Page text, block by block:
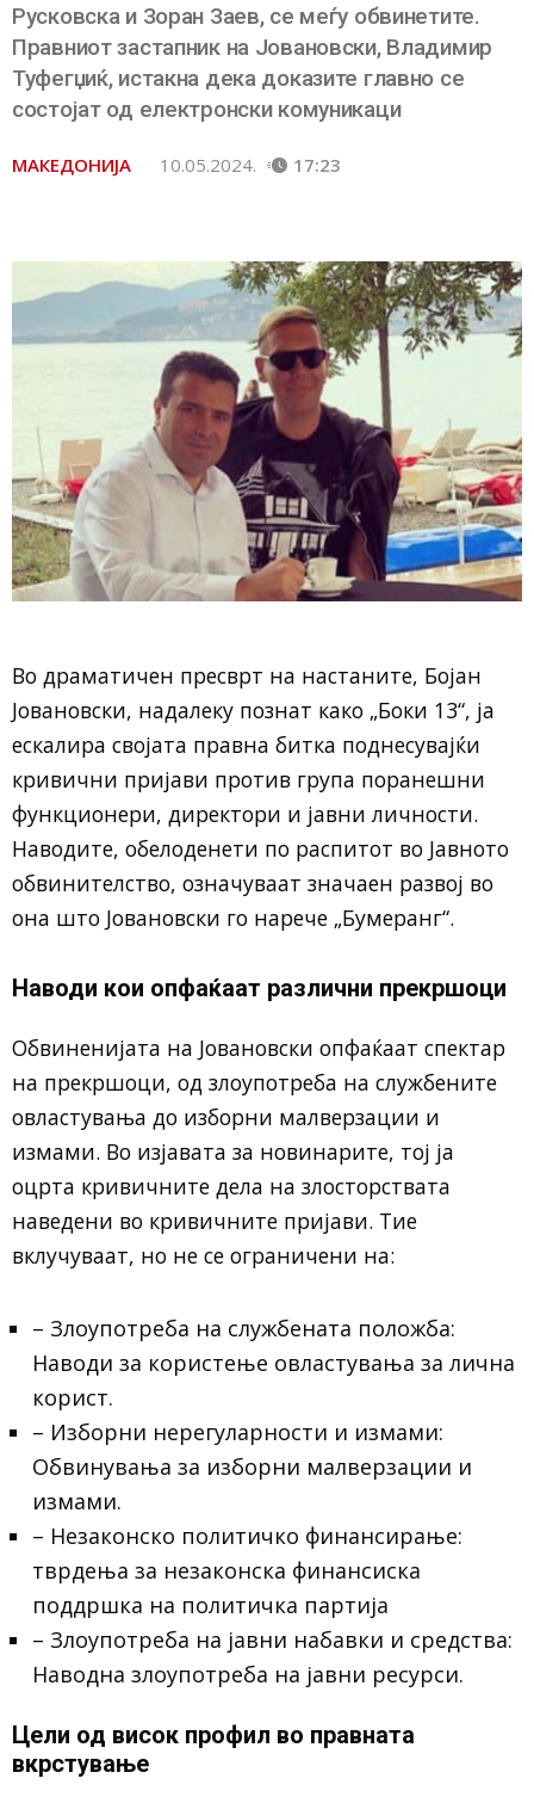
Русковска и Зоран Заев, се меѓу обвинетите.
Правниот застапник на Јовановски, Владимир
Туфегџиќ, истакна дека доказите главно се
состојат од електронски комуникаци
МАКЕДОНИЈА 10.05.2024. 17:23
Во драматичен пресврт на настаните, Бојан
Јовановски, надалеку познат како „Боки 13“, ја
ескалира својата правна битка поднесувајќи
кривични пријави против група поранешни
функционери, директори и јавни личности.
Наводите, обелоденети по распитот во Јавното
обвинителство, означуваат значаен развој во
она што Јовановски го нарече „Бумеранг“.
Наводи кои опфаќаат различни прекршоци
Обвиненијата на Јовановски опфаќаат спектар
на прекршоци, од злоупотреба на службените
овластувања до изборни малверзации и
измами. Во изјавата за новинарите, тој ја
оцрта кривичните дела на злосторствата
наведени во кривичните пријави. Тие
вклучуваат, но не се ограничени на:
– Злоупотреба на службената положба:
Наводи за користење овластувања за лична
корист.
– Изборни нерегуларности и измами:
Обвинувања за изборни малверзации и
измами.
– Незаконско политичко финансирање:
тврдења за незаконска финансиска
поддршка на политичка партија
– Злоупотреба на јавни набавки и средства:
Наводна злоупотреба на јавни ресурси.
Цели од висок профил во правната
вкрстување